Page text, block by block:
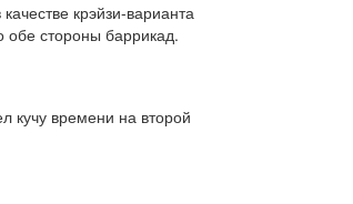
крэйзи-варианта
обе стороны баррикад.
кучу времени на второй